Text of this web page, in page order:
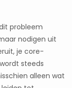
probleem
nodigen uit
je core-
steeds
alleen wat